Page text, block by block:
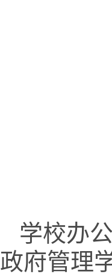
学校办
政府管理